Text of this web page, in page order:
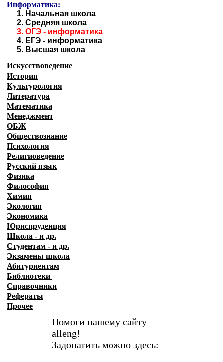
Информатика:
1. Начальная школа
2. Средняя школа
3. ОГЭ - информатика
4. ЕГЭ - информатика
5. Высшая школа
Искусствоведение
История
Культурология
Литература
Математика
Менеджмент
ОБЖ
Обществознание
Психология
Религиоведение
Русский язык
Физика
Философия
Химия
Экология
Экономика
Юриспруденция
Школа - и др.
Студентам - и др.
Экзамены школа
Абитуриентам
Библиотеки
Справочники
Рефераты
Прочее
Помоги нашему сайту
alleng!
Задонатить можно здесь: